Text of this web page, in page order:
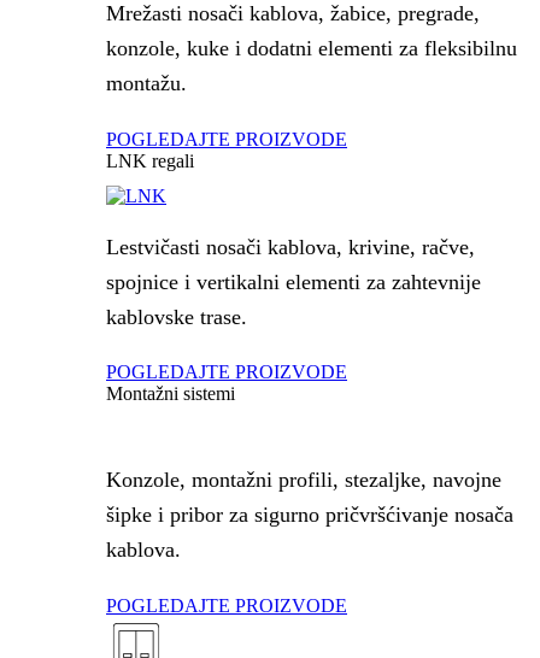
Mrežasti nosači kablova, žabice, pregrade,
konzole, kuke i dodatni elementi za fleksibilnu
montažu.
POGLEDAJTE PROIZVODE
LNK regali
Lestvičasti nosači kablova, krivine, račve,
spojnice i vertikalni elementi za zahtevnije
kablovske trase.
POGLEDAJTE PROIZVODE
Montažni sistemi
Konzole, montažni profili, stezaljke, navojne
šipke i pribor za sigurno pričvršćivanje nosača
kablova.
POGLEDAJTE PROIZVODE